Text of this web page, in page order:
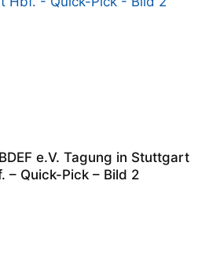
e.V. Tagung in Stuttgart
– Quick-Pick – Bild 2